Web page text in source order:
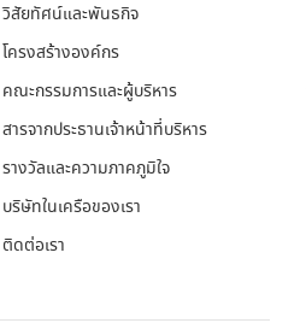
วิสัยทัศน์และพันธกิจ
โครงสร้างองค์กร
คณะกรรมการและผู้บริหาร
สารจากประธานเจ้าหน้าที่บริหาร
รางวัลและความภาคภูมิใจ
บริษัทในเครือของเรา
ติดต่อเรา